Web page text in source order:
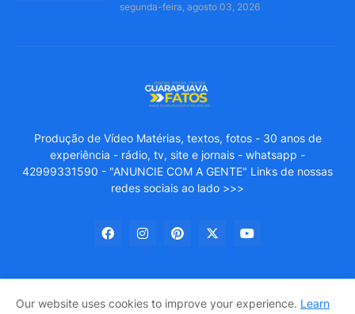
segunda-feira, agosto 03, 2026
Produção de Vídeo Matérias, textos, fotos - 30 anos de
experiência - rádio, tv, site e jornais - whatsapp -
42999331590 - "ANUNCIE COM A GENTE" Links de nossas
redes sociais ao lado >>>
GUARAPUAVA FATOS About Us Privacy Policy
Our website uses cookies to improve your experience. Learn